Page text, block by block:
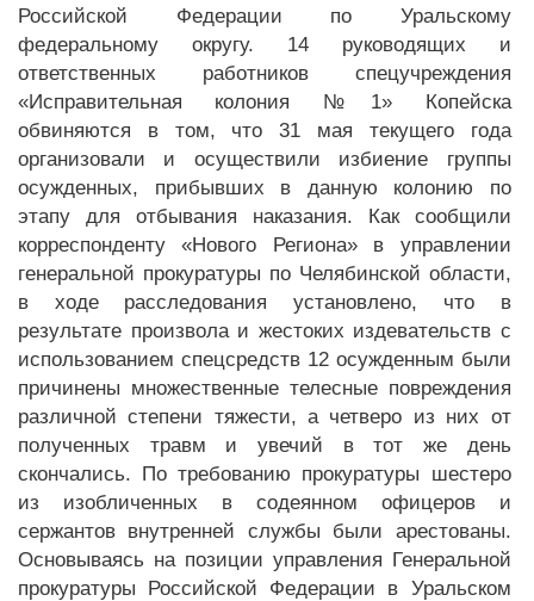
Российской Федерации по Уральскому
федеральному округу. 14 руководящих и
ответственных работников спецучреждения
«Исправительная колония №1» Копейска
обвиняются в том, что 31 мая текущего года
организовали и осуществили избиение группы
осужденных, прибывших в данную колонию по
этапу для отбывания наказания. Как сообщили
корреспонденту «Нового Региона» в управлении
генеральной прокуратуры по Челябинской области,
в ходе расследования установлено, что в
результате произвола и жестоких издевательств с
использованием спецсредств 12 осужденным были
причинены множественные телесные повреждения
различной степени тяжести, а четверо из них от
полученных травм и увечий в тот же день
скончались. По требованию прокуратуры шестеро
из изобличенных в содеянном офицеров и
сержантов внутренней службы были арестованы.
Основываясь на позиции управления Генеральной
прокуратуры Российской Федерации в Уральском